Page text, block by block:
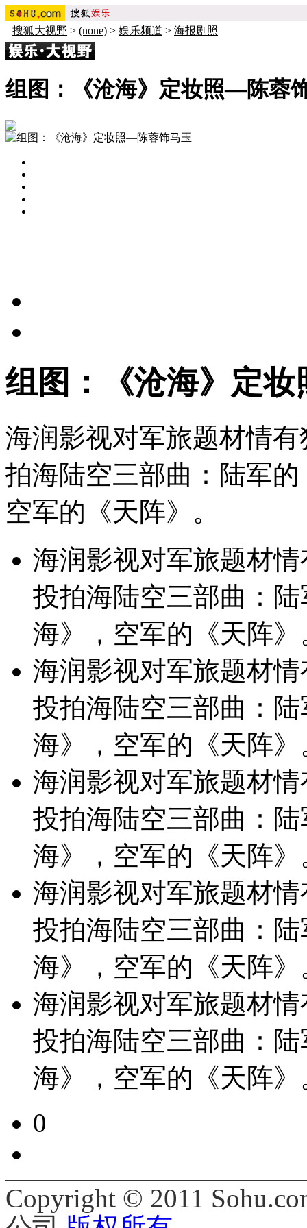
搜狐大视野 > (none) > 娱乐频道 > 海报剧照
组图：《沧海》定妆照—陈蓉
组图：《沧海》定
海润影视对军旅题材情
拍海陆空三部曲：陆军
空军的《天阵》。
海润影视对军旅题材
投拍海陆空三部曲：
海》，空军的《天阵》
海润影视对军旅题材
投拍海陆空三部曲：
海》，空军的《天阵》
海润影视对军旅题材
投拍海陆空三部曲：
海》，空军的《天阵》
海润影视对军旅题材
投拍海陆空三部曲：
海》，空军的《天阵》
海润影视对军旅题材
投拍海陆空三部曲：
海》，空军的《天阵》
0
Copyright © 2011